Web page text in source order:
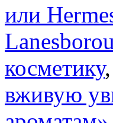
или
косметику,
вживую